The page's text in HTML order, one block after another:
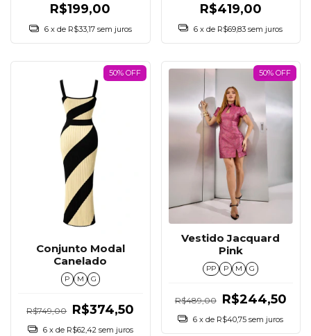
R$199,00
6 x de R$33,17 sem juros
R$419,00
6 x de R$69,83 sem juros
50% OFF
Conjunto Modal
Canelado
P M G
R$749,00 R$374,50
6 x de R$62,42 sem juros
50% OFF
Vestido Jacquard
Pink
PP P M G
R$489,00 R$244,50
6 x de R$40,75 sem juros